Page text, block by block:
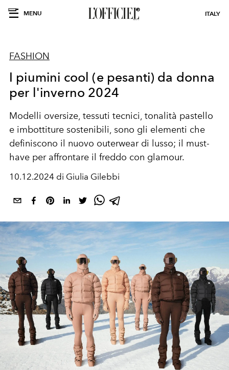
MENU ITALY
FASHION
I piumini cool (e pesanti) da donna
per l'inverno 2024
Modelli oversize, tessuti tecnici, tonalità pastello
e imbottiture sostenibili, sono gli elementi che
definiscono il nuovo outerwear di lusso; il must-
have per affrontare il freddo con glamour.
10.12.2024 di Giulia Gilebbi